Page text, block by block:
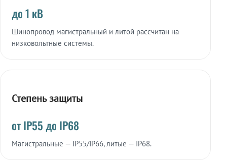
до 1 кВ
Шинопровод магистральный и литой рассчитан на
низковольтные системы.
Степень защиты
от IP55 до IP68
Магистральные — IP55/IP66, литые — IP68.